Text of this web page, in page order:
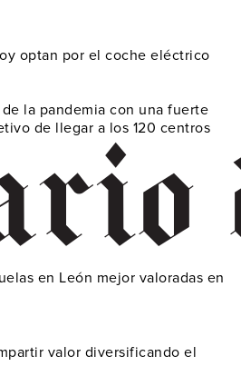
optan por el coche eléctrico
la pandemia con una fuerte
de llegar a los 120 centros
en León mejor valoradas en
valor diversificando el